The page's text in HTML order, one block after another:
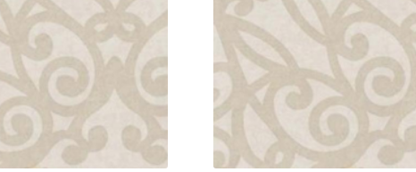
Вам понравился сайт?*